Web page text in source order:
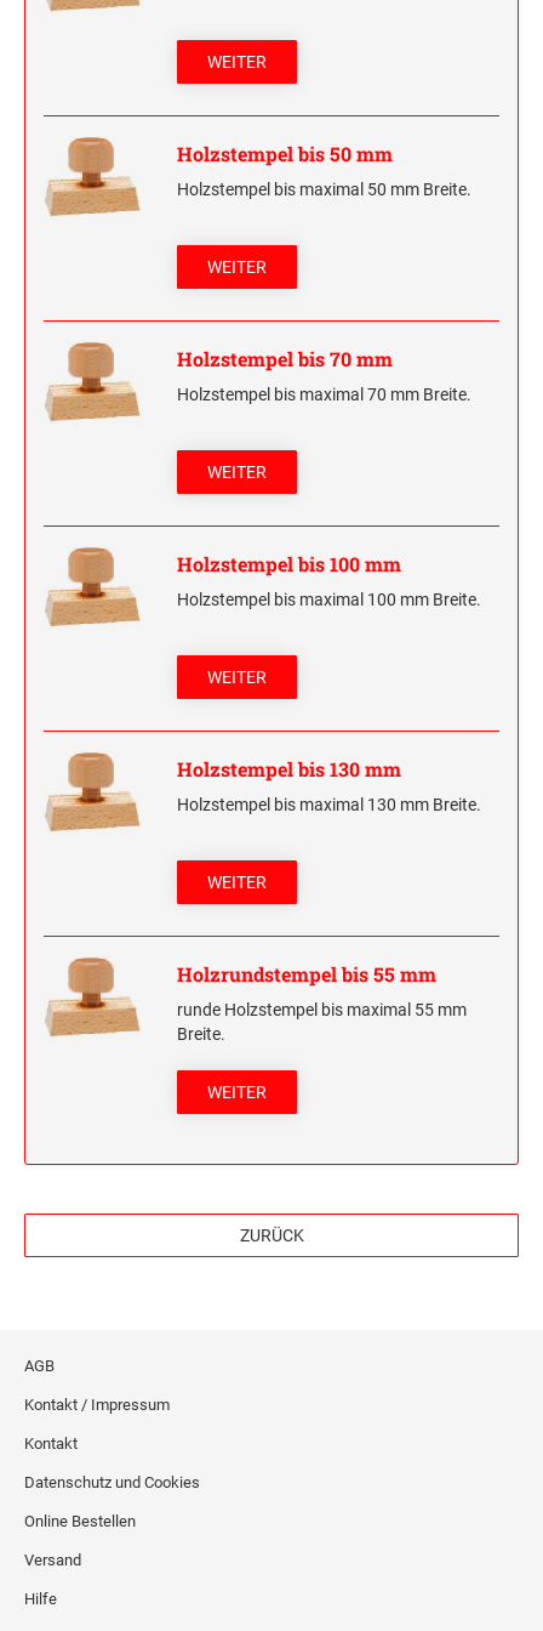
SONSTIGE CLASSIC LINE HANDSTEMPEL
CLASSIC LINE DATUMSTEMPEL +
WORTBANDDREHSTEMPEL
WEITER
Holzstempel bis 50 mm
Holzstempel bis maximal 50 mm Breite.
WEITER
Holzstempel bis 70 mm
Holzstempel bis maximal 70 mm Breite.
WEITER
Holzstempel bis 100 mm
Holzstempel bis maximal 100 mm Breite.
WEITER
Holzstempel bis 130 mm
Holzstempel bis maximal 130 mm Breite.
WEITER
Holzrundstempel bis 55 mm
runde Holzstempel bis maximal 55 mm
Breite.
WEITER
ZURÜCK
AGB
Kontakt / Impressum
Kontakt
Datenschutz und Cookies
Online Bestellen
Versand
Hilfe